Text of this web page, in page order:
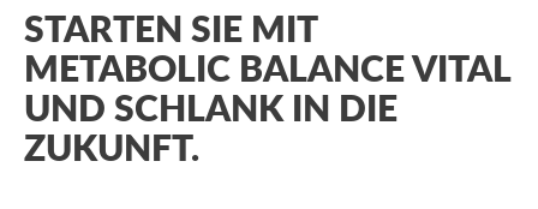
STARTEN SIE MIT
METABOLIC BALANCE VITAL
UND SCHLANK IN DIE
ZUKUNFT.